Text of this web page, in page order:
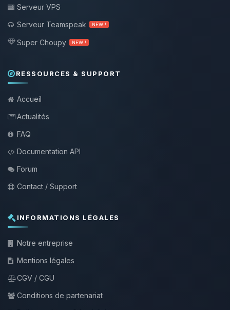
Serveur VPS
Serveur Teamspeak
NEW !
Super Choupy NEW !
RESSOURCES & SUPPORT
Accueil
Actualités
FAQ
Documentation API
Forum
Contact / Support
INFORMATIONS LÉGALES
Notre entreprise
Mentions légales
CGV / CGU
Conditions de partenariat